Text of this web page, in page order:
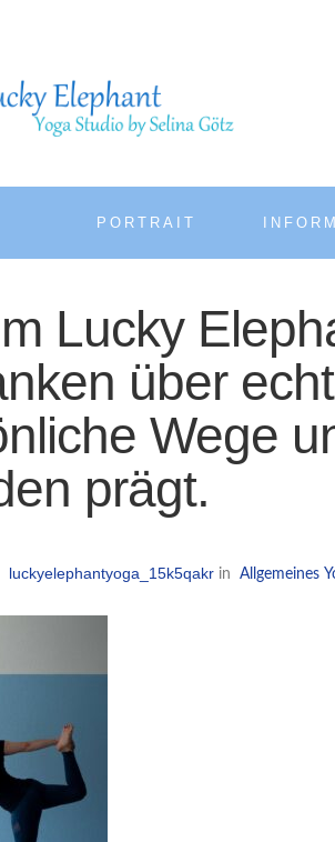
PORTRAIT
Lucky
über
Wege
prägt.
luckyelephantyoga_15k5qakr in Allgemeines